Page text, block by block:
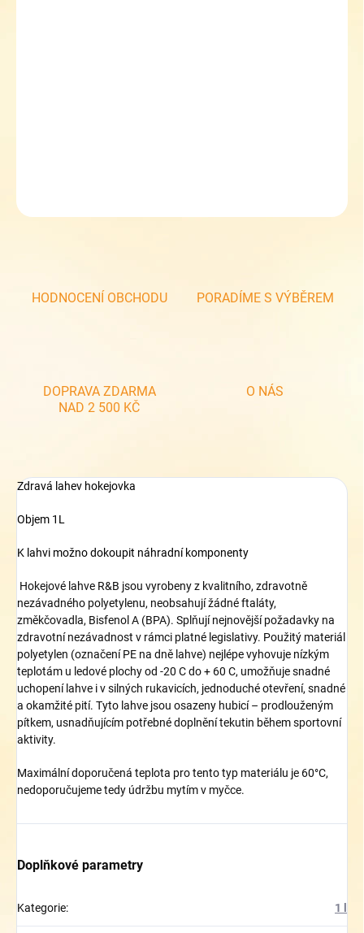
HODNOCENÍ OBCHODU PORADÍME S VÝBĚREM
DOPRAVA ZDARMA
NAD 2 500 KČ
O NÁS
Zdravá lahev hokejovka
Objem 1L
K lahvi možno dokoupit náhradní komponenty
Hokejové lahve R&B jsou vyrobeny z kvalitního, zdravotně
nezávadného polyetylenu, neobsahují žádné ftaláty,
změkčovadla, Bisfenol A (BPA). Splňují nejnovější požadavky na
zdravotní nezávadnost v rámci platné legislativy. Použitý materiál
polyetylen (označení PE na dně lahve) nejlépe vyhovuje nízkým
teplotám u ledové plochy od -20 C do + 60 C, umožňuje snadné
uchopení lahve i v silných rukavicích, jednoduché otevření, snadné
a okamžité pití. Tyto lahve jsou osazeny hubicí – prodlouženým
pítkem, usnadňujícím potřebné doplnění tekutin během sportovní
aktivity.
Maximální doporučená teplota pro tento typ materiálu je 60°C,
nedoporučujeme tedy údržbu mytím v myčce.
Doplňkové parametry
Kategorie: 1 l